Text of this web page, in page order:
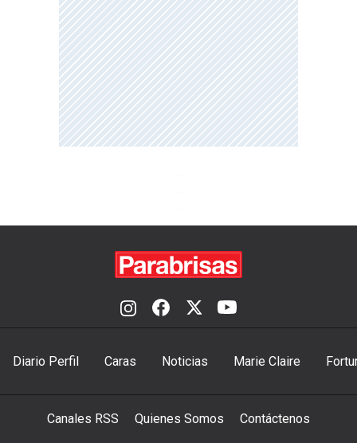
Diario Perfil Caras Noticias Marie Claire
Canales RSS Quienes Somos Contáctenos